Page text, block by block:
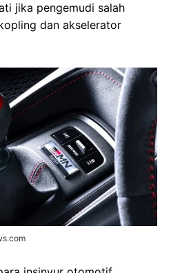
jika pengemudi salah
dan akselerator